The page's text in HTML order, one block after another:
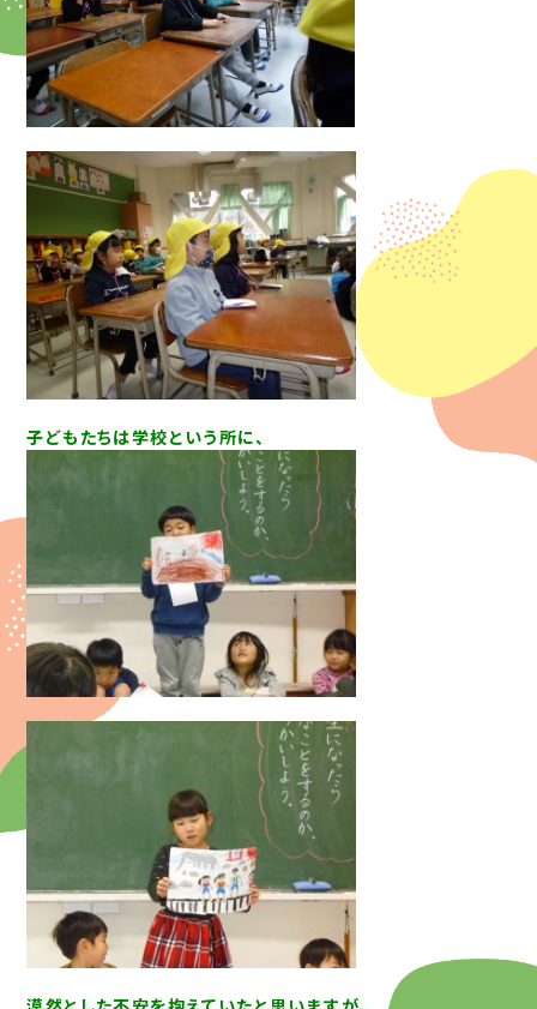
子どもたちは学校という所に、